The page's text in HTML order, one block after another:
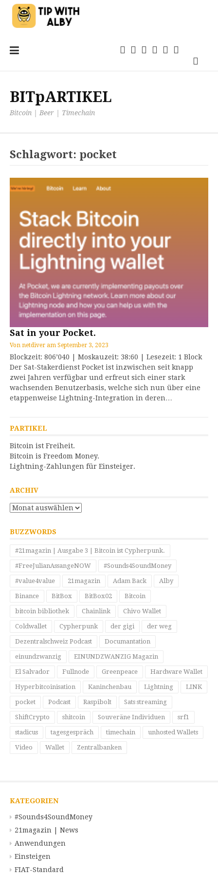
Zum
Inhalt
Einsteigen
21magazin
Anwendungen
TechSprech
Kommentar
BITpARTIKEL
Bitcoin | Beer | Timechain
Schlagwort: pocket
Sat in your Pocket.
Von netdiver am September 3, 2023
Blockzeit: 806’040 | Moskauzeit: 38:60 | Lesezeit: 1 Block
Der Sat-Stakerdienst Pocket ist inzwischen seit knapp
zwei Jahren verfügbar und erfreut sich einer stark
wachsenden Benutzerbasis, welche sich nun über eine
etappenweise Lightning-Integration in deren…
PARTIKEL
Bitcoin ist Freiheit.
Bitcoin is Freedom Money.
Lightning-Zahlungen für Einsteiger.
ARCHIV
Archiv
BUZZWORDS
#21magazin | Ausgabe 3 | Bitcoin ist Cypherpunk.
#FreeJulianAssangeNOW #Sounds4SoundMoney
#value4value 21magazin Adam Back Alby
Binance BitBox BitBox02 Bitcoin
bitcoin bibliothek Chainlink Chivo Wallet
Coldwallet Cypherpunk der gigi der weg
Dezentralschweiz Podcast Documantation
einundzwanzig EINUNDZWANZIG Magazin
El Salvador Fullnode Greenpeace Hardware Wallet
Hyperbitcoinisation Kaninchenbau Lightning LINK
pocket Podcast Raspibolt Sats streaming
ShiftCrypto shitcoin Souveräne Individuen srf1
stadicus tagesgespräch timechain unhosted Wallets
Video Wallet Zentralbanken
KATEGORIEN
#Sounds4SoundMoney
21magazin | News
Anwendungen
Einsteigen
FIAT-Standard